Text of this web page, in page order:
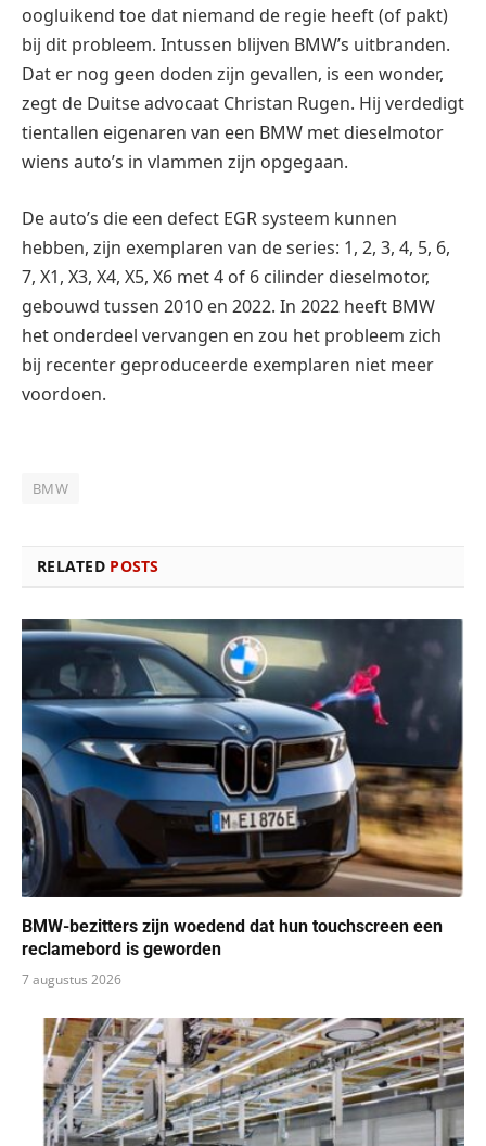
oogluikend toe dat niemand de regie heeft (of pakt)
bij dit probleem. Intussen blijven BMW’s uitbranden.
Dat er nog geen doden zijn gevallen, is een wonder,
zegt de Duitse advocaat Christan Rugen. Hij verdedigt
tientallen eigenaren van een BMW met dieselmotor
wiens auto’s in vlammen zijn opgegaan.
De auto’s die een defect EGR systeem kunnen
hebben, zijn exemplaren van de series: 1, 2, 3, 4, 5, 6,
7, X1, X3, X4, X5, X6 met 4 of 6 cilinder dieselmotor,
gebouwd tussen 2010 en 2022. In 2022 heeft BMW
het onderdeel vervangen en zou het probleem zich
bij recenter geproduceerde exemplaren niet meer
voordoen.
BMW
RELATED POSTS
BMW-bezitters zijn woedend dat hun touchscreen een ​​
reclamebord is geworden
7 augustus 2026